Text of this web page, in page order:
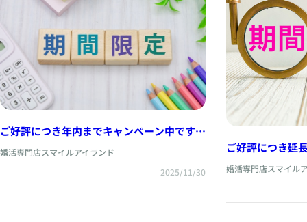
ご好評につき年内までキャンペーン中です
婚活専門店スマイルアイランド
2025/11/30
ご好評につき延
ホ表示用）
婚活専門店スマイル